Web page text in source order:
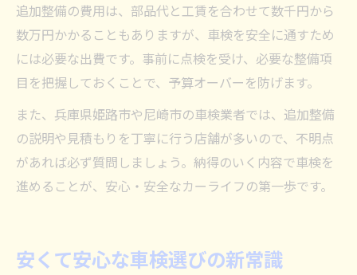
追加整備の費用は、部品代と工賃を合わせて数千円から
数万円かかることもありますが、車検を安全に通すため
には必要な出費です。事前に点検を受け、必要な整備項
目を把握しておくことで、予算オーバーを防げます。
また、兵庫県姫路市や尼崎市の車検業者では、追加整備
の説明や見積もりを丁寧に行う店舗が多いので、不明点
があれば必ず質問しましょう。納得のいく内容で車検を
進めることが、安心・安全なカーライフの第一歩です。
安くて安心な車検選びの新常識